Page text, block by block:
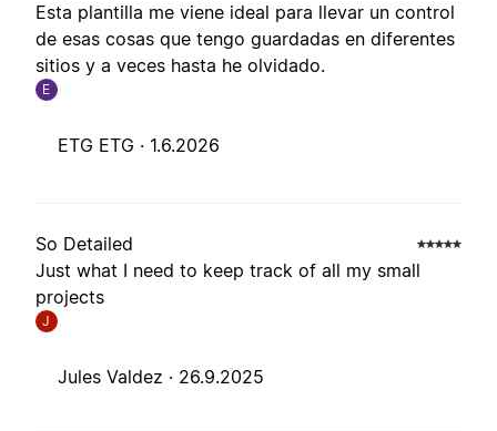
Esta plantilla me viene ideal para llevar un control
de esas cosas que tengo guardadas en diferentes
sitios y a veces hasta he olvidado.
E
ETG ETG · 1.6.2026
So Detailed
Just what I need to keep track of all my small
projects
J
Jules Valdez · 26.9.2025